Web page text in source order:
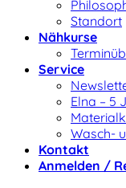
Standort
Nähkurse
Service
Elna – 5
Wasch-
Kontakt
Anmelden /